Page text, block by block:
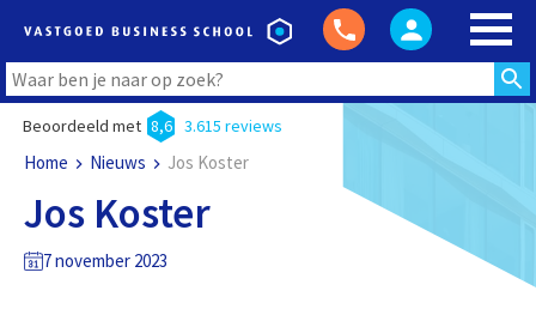
Beoordeeld met 8,6 3.615 reviews
Home Nieuws Jos Koster
Jos Koster
7 november 2023